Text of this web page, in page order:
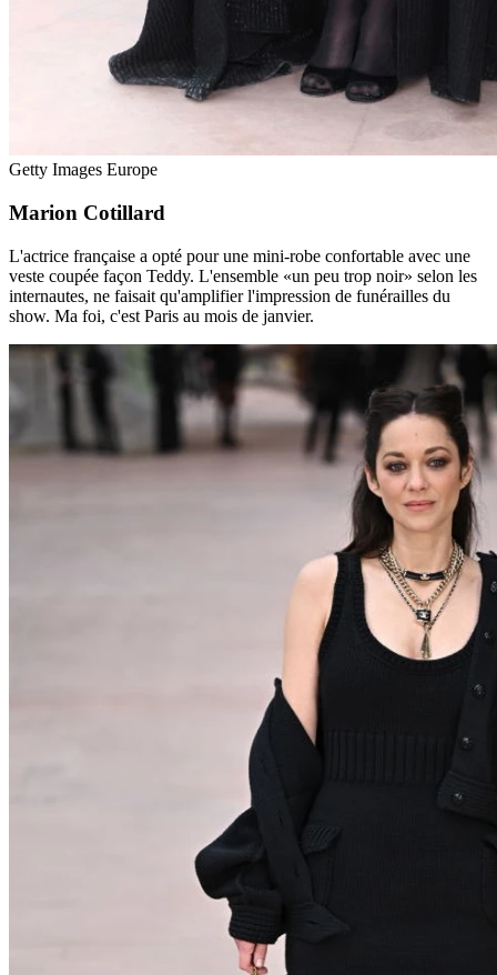
Getty Images Europe
Marion Cotillard
L'actrice française a opté pour une mini-robe confortable avec une
veste coupée façon Teddy. L'ensemble «un peu trop noir» selon les
internautes, ne faisait qu'amplifier l'impression de funérailles du
show. Ma foi, c'est Paris au mois de janvier.